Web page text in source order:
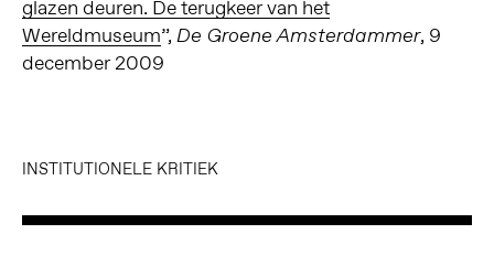
glazen deuren. De terugkeer van het
Wereldmuseum”, De Groene Amsterdammer, 9
december 2009
INSTITUTIONELE KRITIEK